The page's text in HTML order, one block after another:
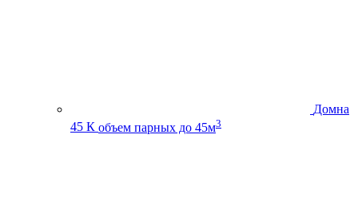
Домна
45 К объем парных до 45м3